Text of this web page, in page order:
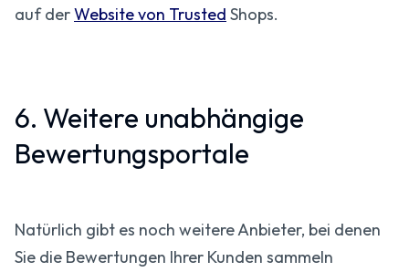
auf derWebsite von Trusted Shops.
6. Weitere unabhängige
Bewertungsportale
Natürlich gibt es noch weitere Anbieter, bei denen
Sie die Bewertungen Ihrer Kunden sammeln